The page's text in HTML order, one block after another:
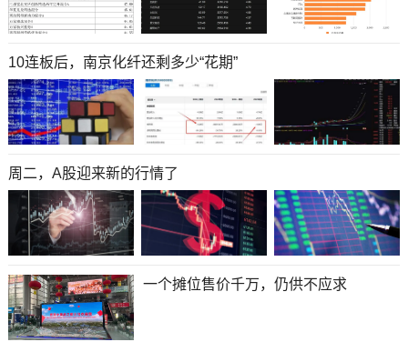
10连板后，南京化纤还剩多少“花期”
周二，A股迎来新的行情了
一个摊位售价千万，仍供不应求